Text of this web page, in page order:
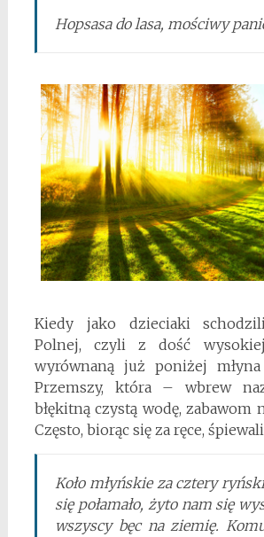
Hopsasa do lasa, mościwy
Kiedy jako dzieciaki
Polnej, czyli z dość
wyrównaną już poniżej
Przemszy, która – wbrew
błękitną czystą wodę, zabawom
Często, biorąc się za ręce,
Koło młyńskie za cztery
się połamało, żyto nam się
wszyscy bęc na ziemię.